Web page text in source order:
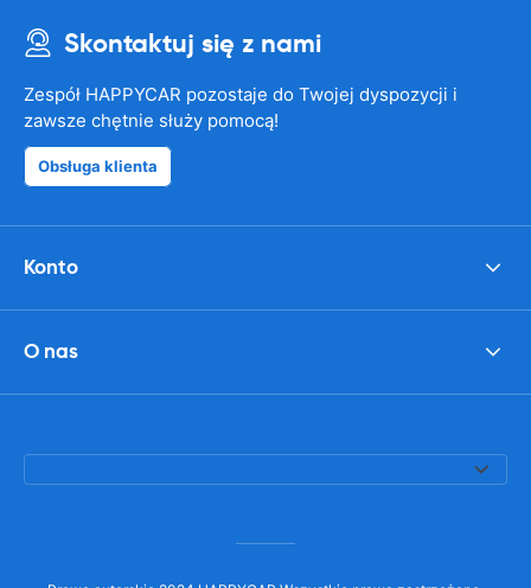
Skontaktuj się z nami
Zespół HAPPYCAR pozostaje do Twojej dyspozycji i
zawsze chętnie służy pomocą!
Obsługa klienta
Konto
O nas